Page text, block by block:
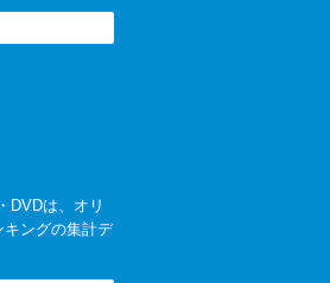
DVDは、オリ
キングの集計デ